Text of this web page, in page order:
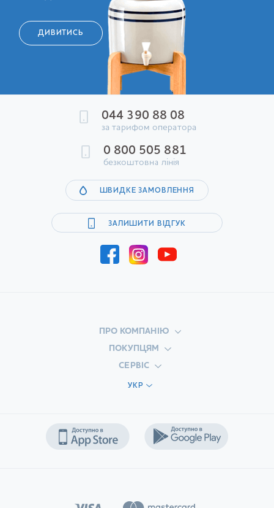
ДИВИТИСЬ
044 390 88 08
за тарифом оператора
0 800 505 881
безкоштовна лінія
ШВИДКЕ ЗАМОВЛЕННЯ
ЗАЛИШИТИ ВІДГУК
ПРО КОМПАНІЮ
ПОКУПЦЯМ
СЕРВІС
УКР